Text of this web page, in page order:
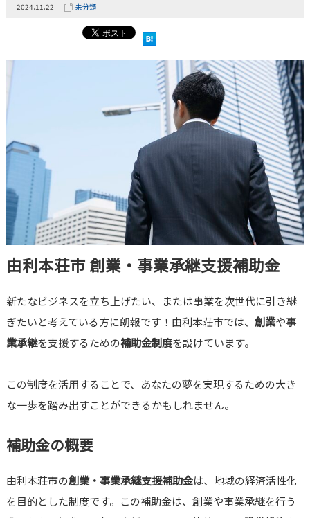
2024.11.22 未分類
由利本荘市 創業・事業承継支援補助金
新たなビジネスを立ち上げたい、または事業を次世代に引き継
ぎたいと考えている方に朗報です！由利本荘市では、 創業や事
業承継を支援するための補助金制度を設けています。
この制度を活用することで、あなたの夢を実現するための大き
な一歩を踏み出すことができるかもしれません。
補助金の概要
由利本荘市の創業・事業承継支援補助金は、地域の経済活性化
を目的とした制度です。この補助金は、創業や事業承継を行う